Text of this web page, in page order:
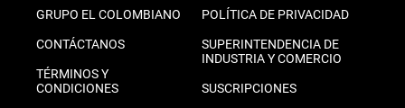
GRUPO EL COLOMBIANO
CONTÁCTANOS
TÉRMINOS Y
CONDICIONES
POLÍTICA DE PRIVACIDAD
SUPERINTENDENCIA DE
INDUSTRIA Y COMERCIO
SUSCRIPCIONES